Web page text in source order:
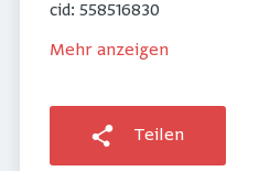
cid: 558516830
Mehr anzeigen
Teilen